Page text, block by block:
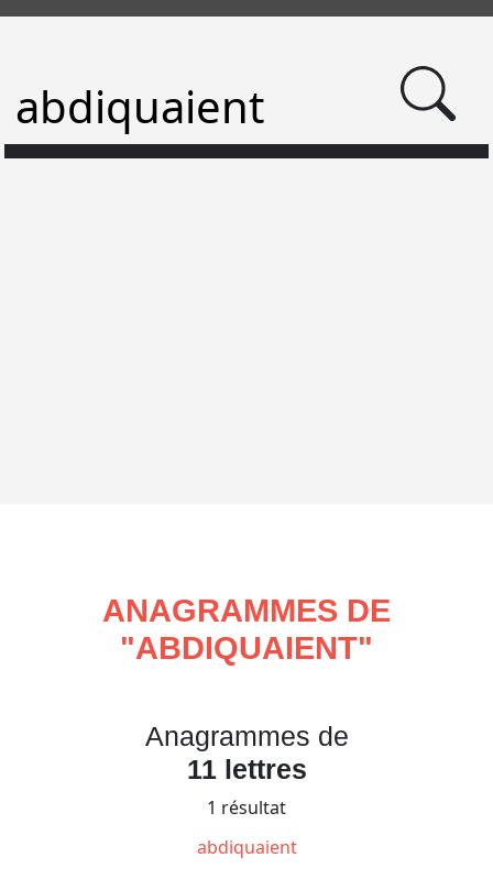
ANAGRAMMES DE
"ABDIQUAIENT"
Anagrammes de
11 lettres
1 résultat
abdiquaient